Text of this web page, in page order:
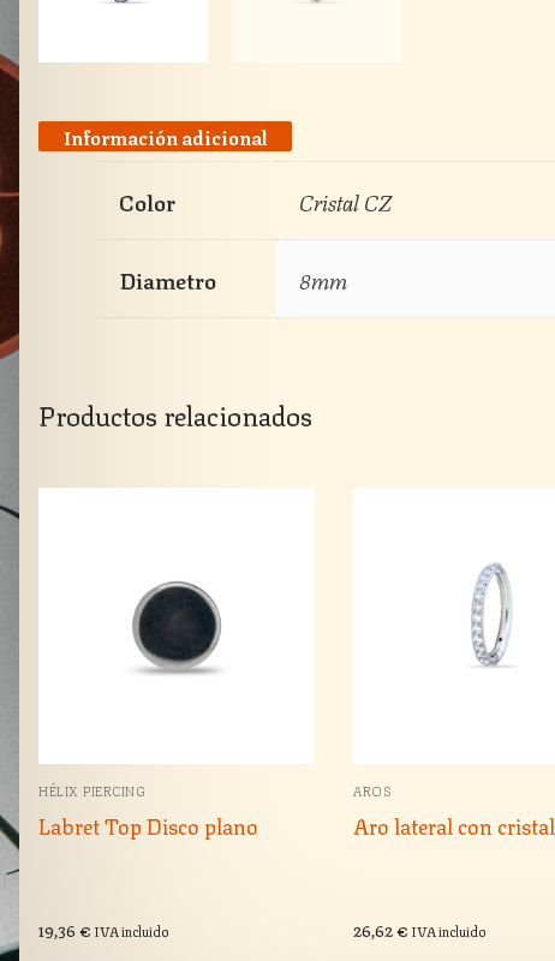
Información adicional
Color Cristal CZ
Diametro 8mm
Productos relacionados
HÉLIX PIERCING
Labret Top Disco plano
19,36€ IVA incluido
AROS
Aro lateral con cristal
26,62€ IVA incluido